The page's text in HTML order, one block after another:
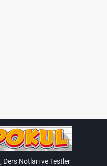
Ders Notları ve Testler